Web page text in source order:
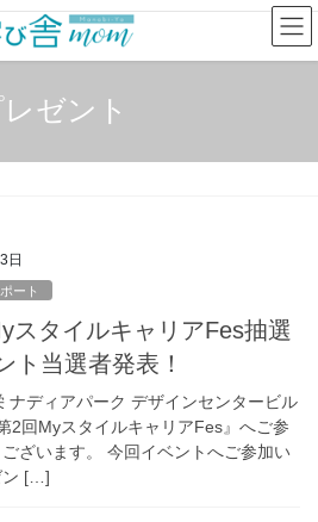
ゼント
日
ート
スタイルキャリアFes抽選
ト当選者発表！
ナディアパーク デザインセンタービル
2回MyスタイルキャリアFes』へご参
ざいます。 今回イベントへご参加い
ン […]